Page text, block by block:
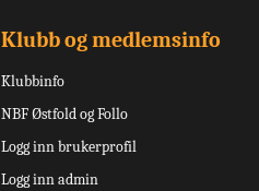
Klubb og medlemsinfo
Klubbinfo
NBF Østfold og Follo
Logg inn brukerprofil
Logg inn admin